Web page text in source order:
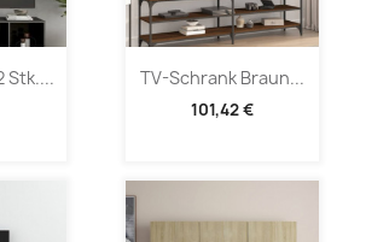
Stk.... TV-Schrank Braun...
101,42 €